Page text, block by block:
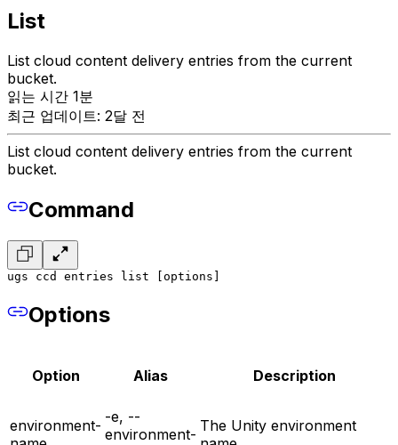
List
List cloud content delivery entries from the current
bucket.
읽는 시간 1분
최근 업데이트: 2달 전
List cloud content delivery entries from the current
bucket.
Command
ugs ccd entries list [options]
Options
Option Alias Description
environment- -e, --
environment- The Unity environment